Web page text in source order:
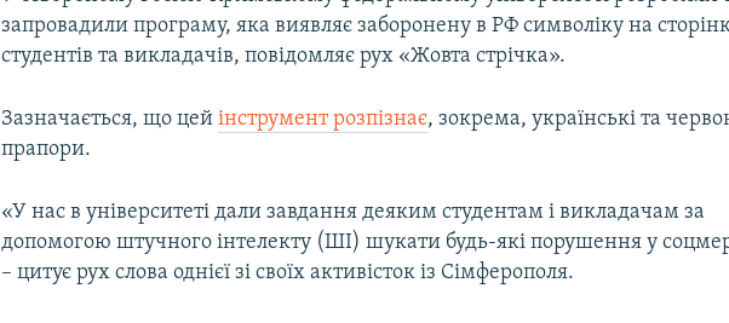
запровадили програму, яка виявляє заборонену в РФ символіку на
студентів та викладачів, повідомляє рух «Жовта стрічка».
Зазначається, що цейінструмент розпізнає, зокрема, українські та
прапори.
«У нас в університеті дали завдання деяким студентам і викладачам за
допомогою штучного інтелекту (ШІ) шукати будь-які порушення у
– цитує рух слова однієї зі своїх активісток із Сімферополя.